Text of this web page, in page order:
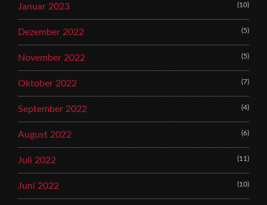
Januar 2023 (10)
Dezember 2022 (5)
November 2022 (5)
Oktober 2022 (7)
September 2022 (4)
August 2022 (6)
Juli 2022 (11)
Juni 2022 (10)